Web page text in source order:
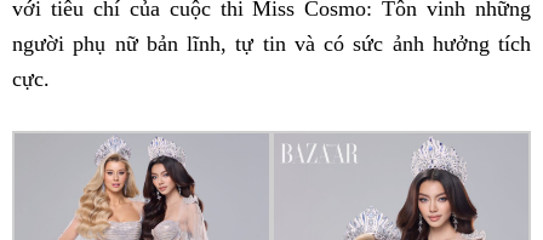
với tiêu chí của cuộc thi Miss Cosmo: Tôn vinh những
người phụ nữ bản lĩnh, tự tin và có sức ảnh hưởng tích
cực.